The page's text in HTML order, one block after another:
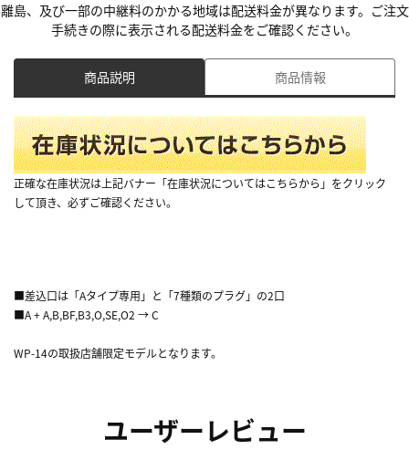
離島、及び一部の中継料のかかる地域は配送料金が異なります。ご注文
手続きの際に表示される配送料金をご確認ください。
商品説明 商品情報
正確な在庫状況は上記バナー「在庫状況についてはこちらから」をクリック
して頂き、必ずご確認ください。
■差込口は「Aタイプ専用」と「7種類のプラグ」の2口
■A + A,B,BF,B3,O,SE,O2 → C
WP-14の取扱店舗限定モデルとなります。
ユーザーレビュー